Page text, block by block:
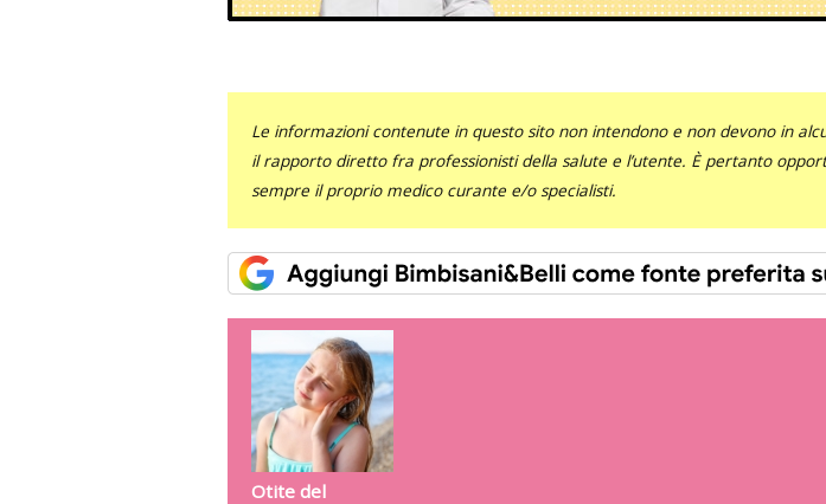
Le informazioni contenute in questo sito non intendono e non devono in
il rapporto diretto fra professionisti della salute e l’utente. È pertanto
sempre il proprio medico curante e/o specialisti.
Otite del